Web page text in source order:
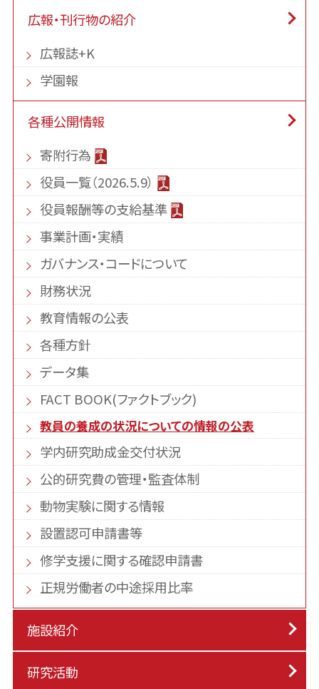
広報・刊行物の紹介
広報誌+K
学園報
各種公開情報
寄附行為
役員一覧（2026.5.9）
役員報酬等の支給基準
事業計画・実績
ガバナンス・コードについて
財務状況
教育情報の公表
各種方針
データ集
FACT BOOK(ファクトブック)
教員の養成の状況についての情報の公表
学内研究助成金交付状況
公的研究費の管理・監査体制
動物実験に関する情報
設置認可申請書等
修学支援に関する確認申請書
正規労働者の中途採用比率
施設紹介
研究活動